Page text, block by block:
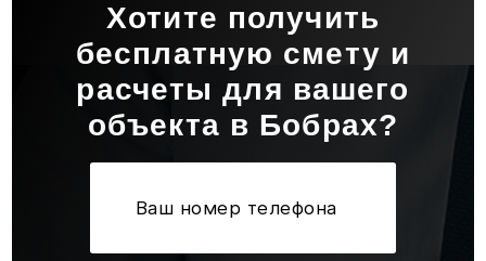
Хотите получить
бесплатную смету и
расчеты для вашего
объекта в Бобрах?